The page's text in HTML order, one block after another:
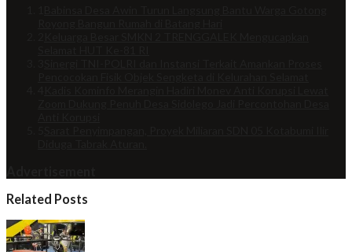
Related Posts